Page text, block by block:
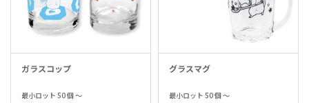
ガラスコップ
最小ロット 50 個 ～
グラスマグ
最小ロット 50 個 ～